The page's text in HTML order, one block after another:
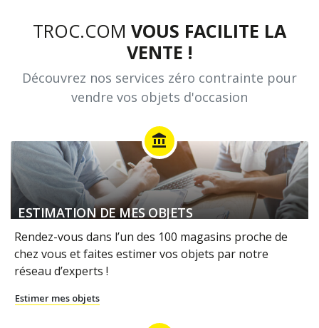
TROC.COM VOUS FACILITE LA
VENTE !
Découvrez nos services zéro contrainte pour
vendre vos objets d'occasion
account_balance
ESTIMATION DE MES OBJETS
Rendez-vous dans l’un des 100 magasins proche de
chez vous et faites estimer vos objets par notre
réseau d’experts !
Estimer mes objets